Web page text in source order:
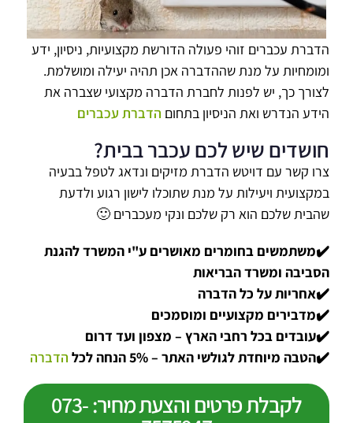
הדברת עכברים זוהי פעולה הדורשת מקצועיות, ניסיון, ידע
ומומחיות על מנת שההדברה אכן תהיה יעילה ומושלמת.
לצורך כך, יש לפנות לחברת הדברה מקצועי שצברה את
הידע הנדרש ואת הניסיון בתחום הדברת עכברים
חושדים שיש לכם עכבר בבית?
צרו קשר עם דויטש הדברת מזיקים ונדאג לטפל בבעיה
במקצועית ויעילות על מנת שתוכלו לישון רגוע ולדעת
שהבית שלכם הוא רק שלכם ונקי מעכברים 🙂
✔️משתמשים בחומרים מאושרים ע"י המשרד להגנת
הסביבה ומשרד הבריאות
✔️אחריות על כל הדברה
✔️מדבירים מקצועיים ומוסמכים
✔️עובדים בכל רחבי הארץ – מצפון ועד דרום
✔️הטבה מיוחדת לגולשי האתר – 5% הנחה לכל
הדברה
לקבלת פרטים והצעת מחיר: 073-